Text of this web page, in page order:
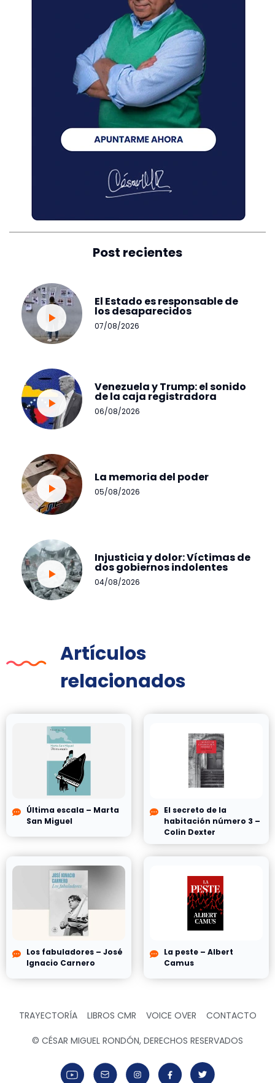
Post recientes
El Estado es responsable de
los desaparecidos
07/08/2026
Venezuela y Trump: el sonido
de la caja registradora
06/08/2026
La memoria del poder
05/08/2026
Injusticia y dolor: Víctimas de
dos gobiernos indolentes
04/08/2026
Artículos
relacionados
Última escala – Marta
San Miguel
El secreto de la
habitación número 3 –
Colin Dexter
Los fabuladores – José
Ignacio Carnero
La peste – Albert
Camus
TRAYECTORÍA LIBROS CMR VOICE OVER CONTACTO
© CÉSAR MIGUEL RONDÓN, DERECHOS RESERVADOS